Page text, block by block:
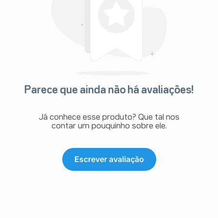
Parece que ainda não há avaliações!
Já conhece esse produto? Que tal nos
contar um pouquinho sobre ele.
Escrever avaliação